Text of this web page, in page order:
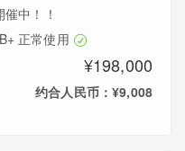
催中！！
正常使用
¥198,000
约合人民币：¥9,008